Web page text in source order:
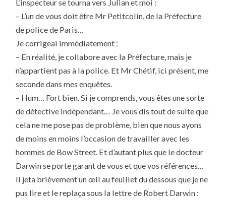
L’inspecteur se tourna vers Julian et moi :
– L’un de vous doit être Mr Petitcolin, de la Préfecture
de police de Paris…
Je corrigeai immédiatement :
– En réalité, je collabore avec la Préfecture, mais je
n’appartient pas à la police. Et Mr Chétif, ici présent, me
seconde dans mes enquêtes.
– Hum… Fort bien. Si je comprends, vous êtes une sorte
de détective indépendant… Je vous dis tout de suite que
cela ne me pose pas de problème, bien que nous ayons
de moins en moins l’occasion de travailler avec les
hommes de Bow Street. Et d’autant plus que le docteur
Darwin se porte garant de vous et que vos références…
Il jeta brièvement un œil au feuillet du dessous que je ne
pus lire et le replaça sous la lettre de Robert Darwin :